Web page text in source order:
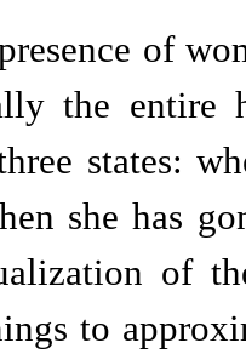
of
the entire
states:
she has
of
to